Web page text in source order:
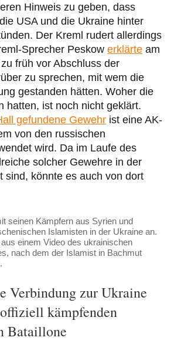
Hinweis zu geben, dass
USA und die Ukraine hinter
Der Kreml rudert allerdings
Sprecher Peskow erklärte am
früh vor Abschluss der
zu sprechen, mit wem die
gestanden hätten. Woher die
hatten, ist noch nicht geklärt.
gefundene Gewehr ist eine AK-
von den russischen
wird. Da im Laufe des
solcher Gewehre in der
sind, könnte es auch von dort
seinen Kämpfern aus Syrien und
Islamisten in der Ukraine an.
einem Video des ukrainischen
nach dem der Islamist in Bachmut
Verbindung zur Ukraine
kämpfenden
Bataillone